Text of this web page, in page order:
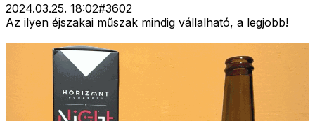
2024.03.25. 18:02#3602
Az ilyen éjszakai műszak mindig vállalható, a legjobb!